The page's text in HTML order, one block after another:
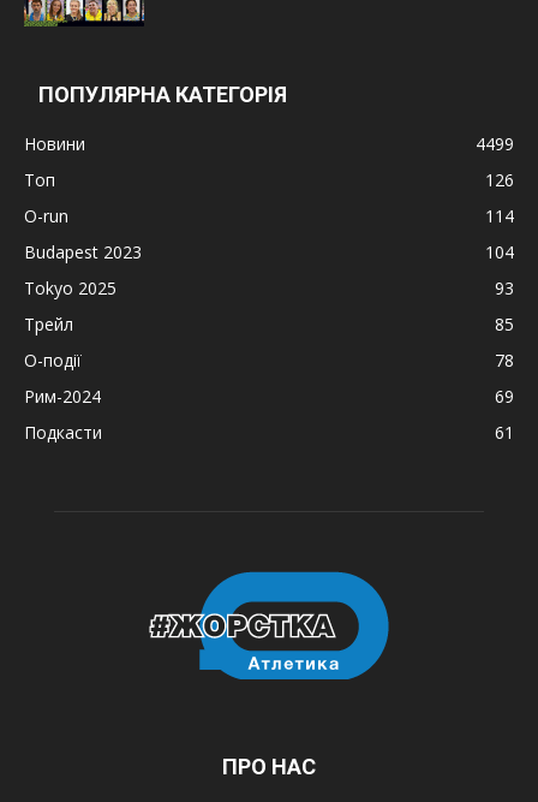
ПОПУЛЯРНА КАТЕГОРІЯ
Новини
4499
Топ
126
O-run
114
Budapest 2023
104
Tokyo 2025
93
Трейл
85
О-події
78
Рим-2024
69
Подкасти
61
ПРО НАС